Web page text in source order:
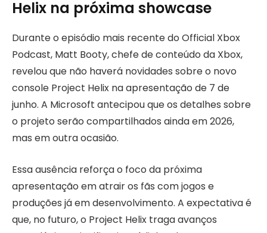
Helix na próxima showcase
Durante o episódio mais recente do Official Xbox
Podcast, Matt Booty, chefe de conteúdo da Xbox,
revelou que não haverá novidades sobre o novo
console Project Helix na apresentação de 7 de
junho. A Microsoft antecipou que os detalhes sobre
o projeto serão compartilhados ainda em 2026,
mas em outra ocasião.
Essa ausência reforça o foco da próxima
apresentação em atrair os fãs com jogos e
produções já em desenvolvimento. A expectativa é
que, no futuro, o Project Helix traga avanços